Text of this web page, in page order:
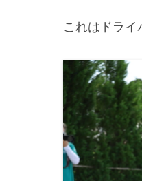
これはドラ